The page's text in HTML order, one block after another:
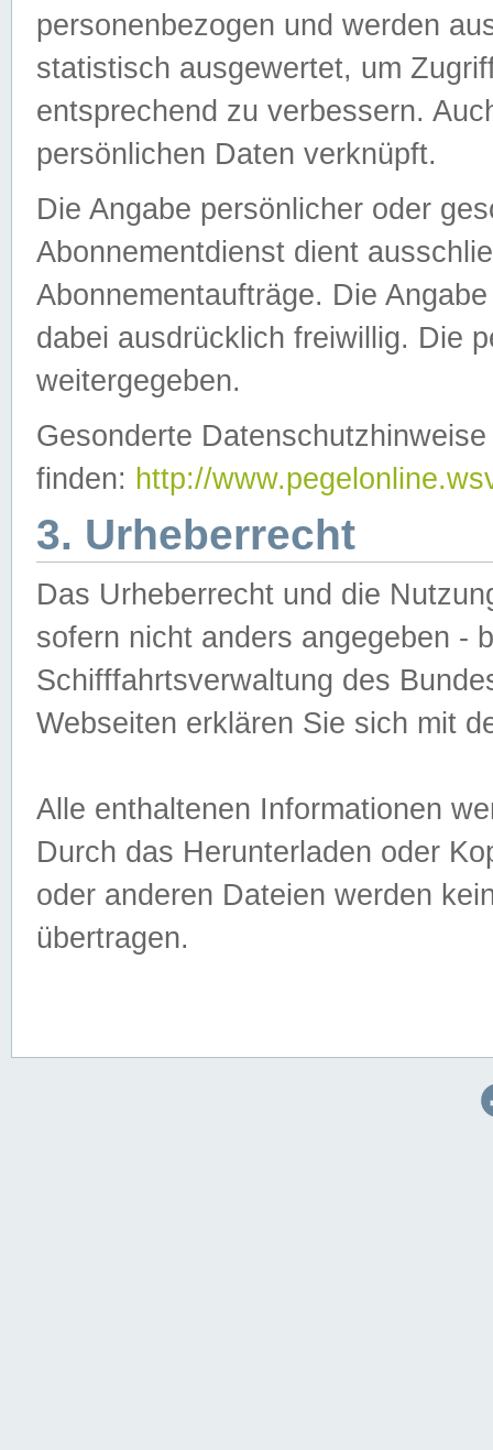
personenbezogen und werden
statistisch ausgewertet, um
entsprechend zu verbessern.
persönlichen Daten verknüpft.
Die Angabe persönlicher oder
Abonnementdienst dient
Abonnementaufträge. Die
dabei ausdrücklich freiwillig. Die
weitergegeben.
Gesonderte
finden: http://
3. Urheberrecht
Das Urheberrecht und die
sofern nicht anders angegeben -
Schifffahrtsverwaltung des
Webseiten erklären Sie sich mit
Alle enthaltenen Informationen
Durch das Herunterladen oder
oder anderen Dateien werden
übertragen.